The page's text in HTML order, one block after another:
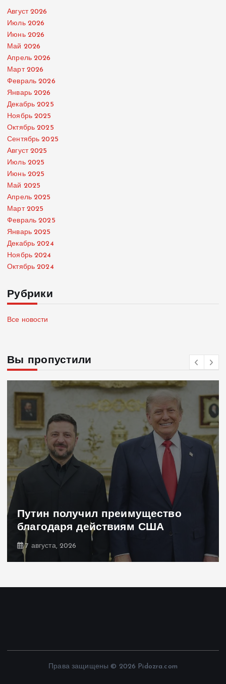
Август 2026
Июль 2026
Июнь 2026
Май 2026
Апрель 2026
Март 2026
Февраль 2026
Январь 2026
Декабрь 2025
Ноябрь 2025
Октябрь 2025
Сентябрь 2025
Август 2025
Июль 2025
Июнь 2025
Май 2025
Апрель 2025
Март 2025
Февраль 2025
Январь 2025
Декабрь 2024
Ноябрь 2024
Октябрь 2024
Рубрики
Все новости
Вы пропустили
Путин получил преимущество
благодаря действиям США
7 августа, 2026
Права защищены © 2026 Pidozra.com